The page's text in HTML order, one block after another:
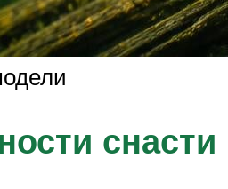
снасти